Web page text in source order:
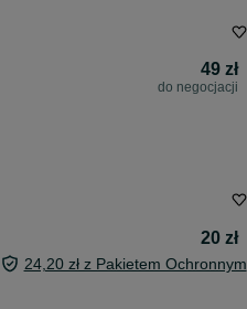
49 zł
do negocjacji
20 zł
24,20 zł z Pakietem Ochronnym